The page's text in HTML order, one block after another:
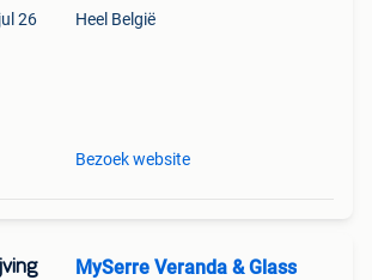
26 Heel België
Bezoek website
MySerre Veranda & Glass